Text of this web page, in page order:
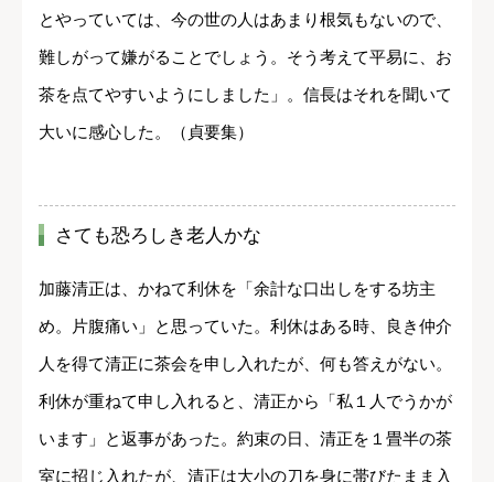
とやっていては、今の世の人はあまり根気もないので、
難しがって嫌がることでしょう。そう考えて平易に、お
茶を点てやすいようにしました」。信長はそれを聞いて
大いに感心した。（貞要集）
さても恐ろしき老人かな
加藤清正は、かねて利休を「余計な口出しをする坊主
め。片腹痛い」と思っていた。利休はある時、良き仲介
人を得て清正に茶会を申し入れたが、何も答えがない。
利休が重ねて申し入れると、清正から「私１人でうかが
います」と返事があった。約束の日、清正を１畳半の茶
室に招じ入れたが、清正は大小の刀を身に帯びたまま入